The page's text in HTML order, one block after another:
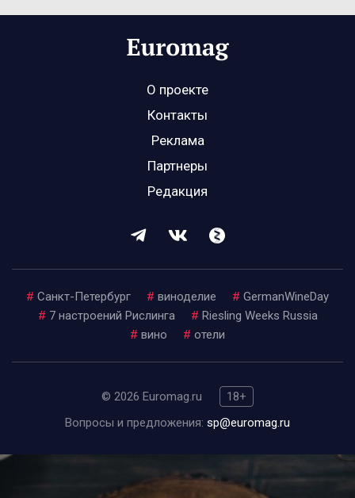
О проекте
Контакты
Реклама
Партнеры
Редакция
# Санкт-Петербург # виноделие # GermanWineDay
# 7 настроений Рислинга # Riesling Weeks Russia
# вино # отели
© 2026 Euromag.ru
18+
Вопросы и предложения: sp@euromag.ru